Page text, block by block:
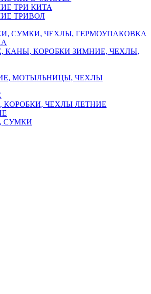
ТРИ КИТА
ТРИВОЛ
СУМКИ, ЧЕХЛЫ, ГЕРМОУПАКОВКА
КАНЫ, КОРОБКИ ЗИМНИЕ, ЧЕХЛЫ,
МОТЫЛЬНИЦЫ, ЧЕХЛЫ
ЧЕХЛЫ ЛЕТНИЕ
СУМКИ